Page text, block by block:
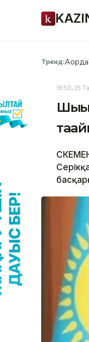
Тренд:Ақорда
16:50, 25